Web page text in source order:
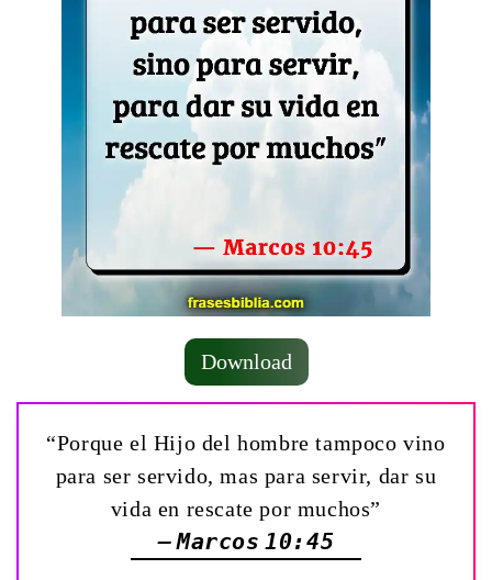
Download
“Porque el Hijo del hombre tampoco vino
para ser servido, mas para servir, dar su
vida en rescate por muchos”
— Marcos 10:45